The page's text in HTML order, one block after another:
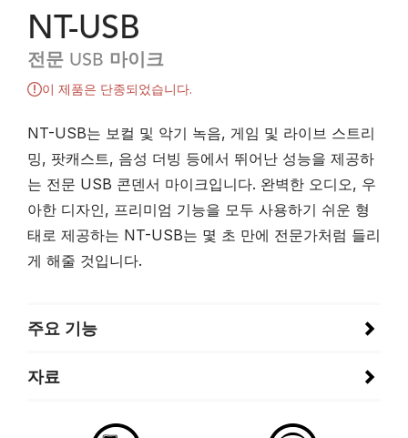
NT-USB
전문 USB 마이크
이 제품은 단종되었습니다.
NT-USB는 보컬 및 악기 녹음, 게임 및 라이브 스트리
밍, 팟캐스트, 음성 더빙 등에서 뛰어난 성능을 제공하
는 전문 USB 콘덴서 마이크입니다. 완벽한 오디오, 우
아한 디자인, 프리미엄 기능을 모두 사용하기 쉬운 형
태로 제공하는 NT-USB는 몇 초 만에 전문가처럼 들리
게 해줄 것입니다.
주요 기능
자료